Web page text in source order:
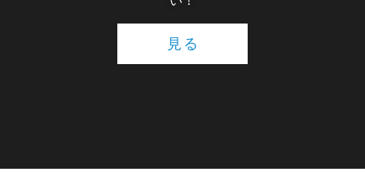
見る